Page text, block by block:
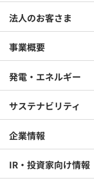
法人のお客さま
事業概要
発電・エネルギー
サステナビリティ
企業情報
IR・投資家向け情報